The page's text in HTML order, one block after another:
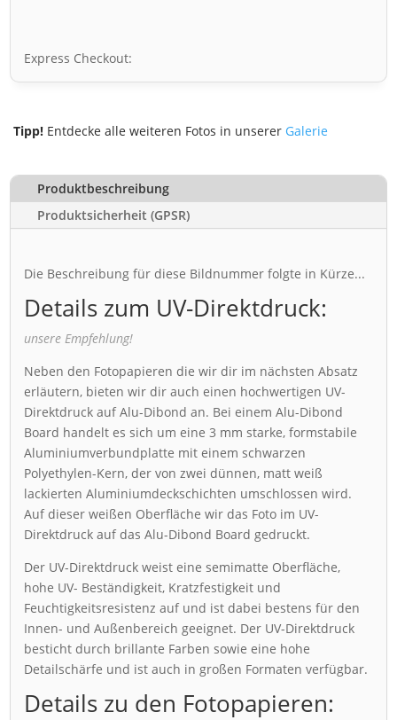
Express Checkout:
Tipp! Entdecke alle weiteren Fotos in unserer Galerie
Produktbeschreibung
Produktsicherheit (GPSR)
Die Beschreibung für diese Bildnummer folgte in Kürze...
Details zum UV-Direktdruck:
unsere Empfehlung!
Neben den Fotopapieren die wir dir im nächsten Absatz
erläutern, bieten wir dir auch einen hochwertigen UV-
Direktdruck auf Alu-Dibond an. Bei einem Alu-Dibond
Board handelt es sich um eine 3 mm starke, formstabile
Aluminiumverbundplatte mit einem schwarzen
Polyethylen-Kern, der von zwei dünnen, matt weiß
lackierten Aluminiumdeckschichten umschlossen wird.
Auf dieser weißen Oberfläche wir das Foto im UV-
Direktdruck auf das Alu-Dibond Board gedruckt.
Der UV-Direktdruck weist eine semimatte Oberfläche,
hohe UV- Beständigkeit, Kratzfestigkeit und
Feuchtigkeitsresistenz auf und ist dabei bestens für den
Innen- und Außenbereich geeignet. Der UV-Direktdruck
besticht durch brillante Farben sowie eine hohe
Detailschärfe und ist auch in großen Formaten verfügbar.
Details zu den Fotopapieren: